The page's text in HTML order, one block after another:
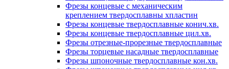
Фрезы концевые с механическим
креплением твердосплавны хпластин
Фрезы концевые твердосплавные конич.хв.
Фрезы концевые твердосплавные цил.хв.
Фрезы отрезные-прорезные твердосплавные
Фрезы торцевые насадные твердосплавные
Фрезы шпоночные твердосплавные кон.хв.